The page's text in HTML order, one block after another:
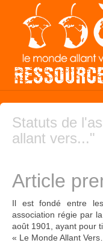
Statuts de
allant vers..."
Article
Il est fondé entre
association régie par
août 1901, ayant pour
« Le Monde Allant